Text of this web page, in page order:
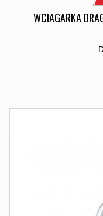
WCIAGARKA